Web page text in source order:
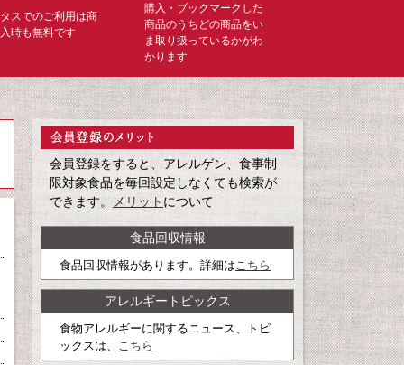
スでのご利用は商
時も無料です
購入・ブックマークした
商品のうちどの商品をい
ま取り扱っているかがわ
かります
会員登録をすると、アレルゲン、食事制
限対象食品を毎回設定しなくても検索が
できます。メリットについて
食品回収情報
食品回収情報があります。詳細は こちら
アレルギートピックス
食物アレルギーに関するニュース、トピ
ックスは、
こちら